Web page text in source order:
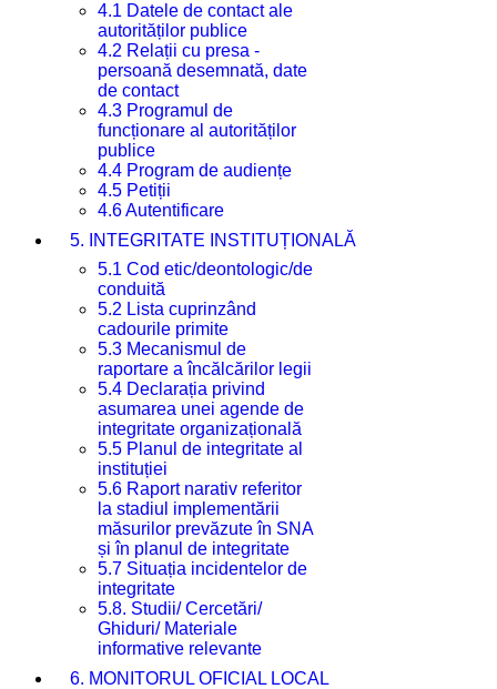
4.1 Datele de contact ale
autorităților publice
4.2 Relații cu presa -
persoană desemnată, date
de contact
4.3 Programul de
funcționare al autorităților
publice
4.4 Program de audiențe
4.5 Petiții
4.6 Autentificare
5. INTEGRITATE INSTITUȚIONALĂ
5.1 Cod etic/deontologic/de
conduită
5.2 Lista cuprinzând
cadourile primite
5.3 Mecanismul de
raportare a încălcărilor legii
5.4 Declarația privind
asumarea unei agende de
integritate organizațională
5.5 Planul de integritate al
instituției
5.6 Raport narativ referitor
la stadiul implementării
măsurilor prevăzute în SNA
și în planul de integritate
5.7 Situația incidentelor de
integritate
5.8. Studii/ Cercetări/
Ghiduri/ Materiale
informative relevante
6. MONITORUL OFICIAL LOCAL